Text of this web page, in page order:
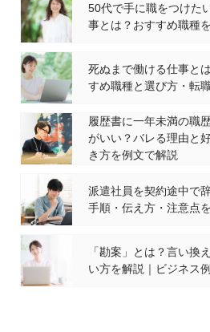
50代で手に職をつけた
事とは？おすすめ職種
死ぬまで働ける仕事と
すめ職種と選び方・転
履歴書に一年未満の職
がいい？バレる理由と
き方を例文で解説
派遣社員を契約途中で
手順・伝え方・注意点
「勘案」とは？言い換
い方を解説｜ビジネス